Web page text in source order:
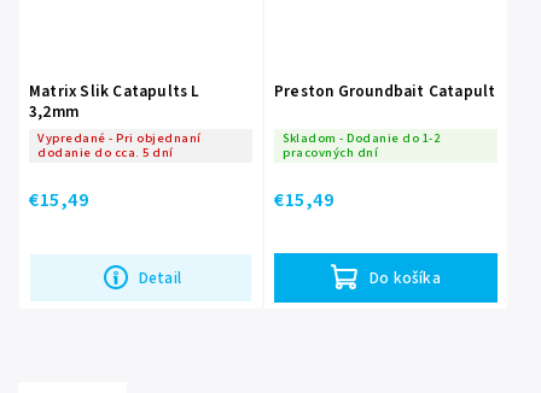
Matrix Slik Catapults L
3,2mm
Vypredané - Pri objednaní
dodanie do cca. 5 dní
€15,49
Detail
Preston Groundbait Catapult
Skladom - Dodanie do 1-2
pracovných dní
€15,49
Do košíka